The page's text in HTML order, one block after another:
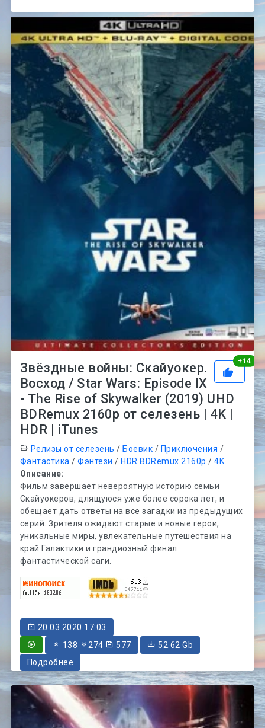
+14
Звёздные войны: Скайуокер.
Восход / Star Wars: Episode IX
- The Rise of Skywalker (2019) UHD
BDRemux 2160p от селезень | 4K |
HDR | iTunes
Релизы от селезень / Боевик / Приключения /
Фантастика /Фэнтези / HDR BDRemux 2160p /4K
Описание:
Фильм завершает невероятную историю семьи
Скайуокеров, длящуюся уже более сорока лет, и
обещает дать ответы на все загадки из предыдущих
серий. Зрителя ожидают старые и новые герои,
уникальные миры, увлекательные путешествия на
край Галактики и грандиозный финал
фантастической саги.
20.03.2020 17:03
138
274 577
52.62 Gb
Подробнее